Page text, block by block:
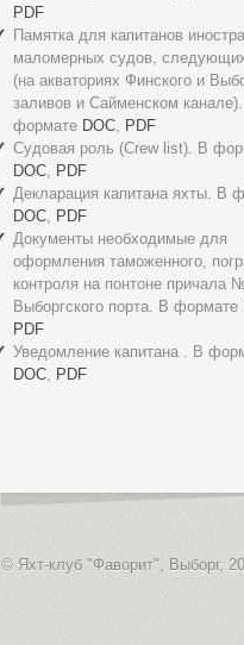
PDF
Памятка для капитанов
маломерных судов,
(на акваториях Финского и
заливов и Сайменском
формате DOC, PDF
Судовая роль (Crew list). В
DOC, PDF
Декларация капитана яхты. В
DOC, PDF
Документы необходимые для
оформления таможенного,
контроля на понтоне причала
Выборгского порта. В формате
PDF
Уведомление капитана . В
DOC, PDF
© Яхт-клуб "Фаворит", Выборг,